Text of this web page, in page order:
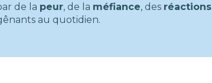
de la peur, de la méfiance, des réactions
au quotidien.